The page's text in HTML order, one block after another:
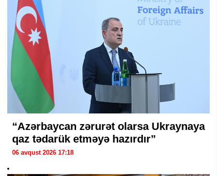
“Azərbaycan zərurət olarsa Ukraynaya
qaz tədarük etməyə hazırdır”
06 avqust 2026 17:18